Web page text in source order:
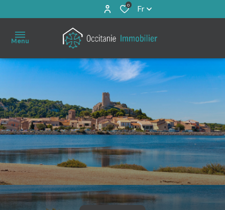
0 Fr
Menu
Accueil
À
vendre
Immo
Pro
Estimation